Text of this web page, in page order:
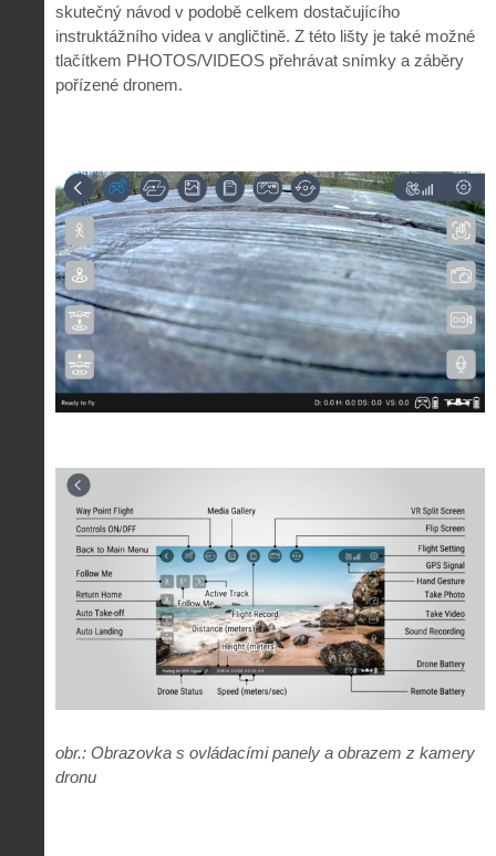
skutečný návod v podobě celkem dostačujícího
instruktážního videa v angličtině. Z této lišty je také možné
tlačítkem PHOTOS/VIDEOS přehrávat snímky a záběry
pořízené dronem.
obr.: Obrazovka s ovládacími panely a obrazem z kamery
dronu